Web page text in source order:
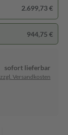
2.699,73 €
944,75 €
sofort lieferbar
Versandkosten